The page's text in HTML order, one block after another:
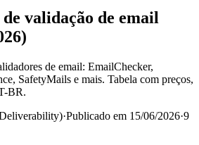
validação de email
de email: EmailChecker,
SafetyMails e mais. Tabela com preços,
BR.
)·Publicado em 15/06/2026·9